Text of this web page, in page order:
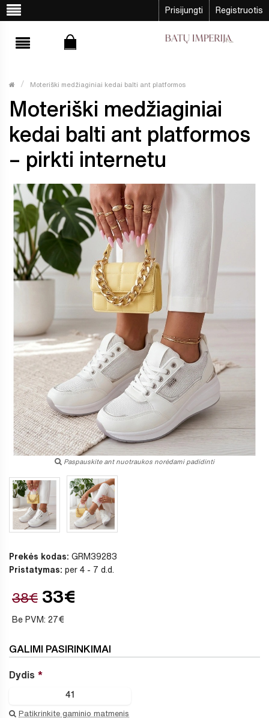
Prisijungti Registruotis
Moteriški medžiaginiai kedai balti ant platformos
Moteriški medžiaginiai
kedai balti ant platformos
– pirkti internetu
Paspauskite ant nuotraukos norėdami padidinti
Prekės kodas: GRM39283
Pristatymas: per 4 - 7 d.d.
38€ 33€
Be PVM: 27€
GALIMI PASIRINKIMAI
Dydis
41
Patikrinkite gaminio matmenis